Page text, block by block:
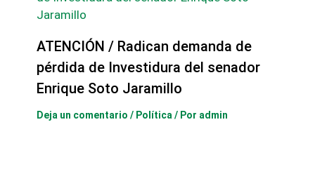
ATENCIÓN / Radican demanda de
pérdida de Investidura del senador
Enrique Soto Jaramillo
Deja un comentario / Política / Por admin